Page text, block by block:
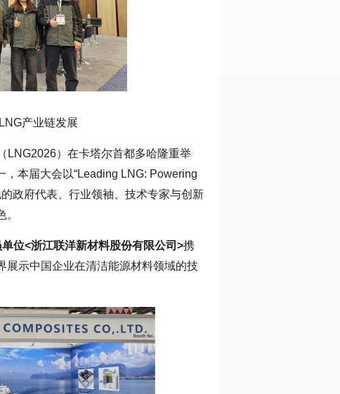
产业链发展
LNG2026）在卡塔尔首都多哈隆重举
本届大会以“Leading LNG: Powering
政府代表、行业领袖、技术专家与创新
位<浙江联洋新材料股份有限公司>携
展示中国企业在清洁能源材料领域的技